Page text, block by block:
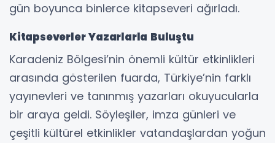
gün boyunca binlerce kitapseveri ağırladı.
Kitapseverler Yazarlarla Buluştu
Karadeniz Bölgesi’nin önemli kültür etkinlikleri
arasında gösterilen fuarda, Türkiye’nin farklı
yayınevleri ve tanınmış yazarları okuyucularla
bir araya geldi. Söyleşiler, imza günleri ve
çeşitli kültürel etkinlikler vatandaşlardan yoğun